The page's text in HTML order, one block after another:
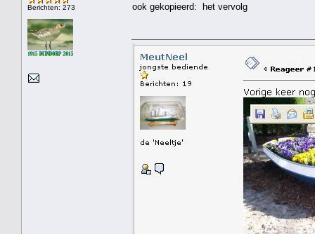
Berichten: 273 ook gekopieerd: het vervolg